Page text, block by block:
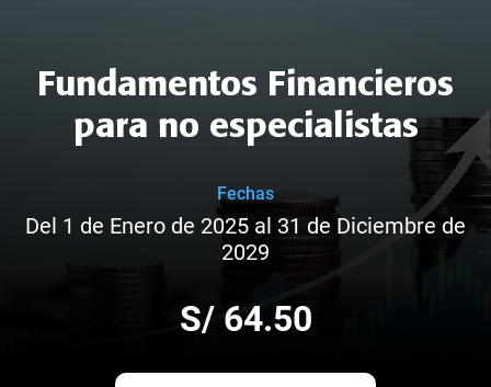
Fundamentos Financieros
para no especialistas
Fechas
Del 1 de Enero de 2025 al 31 de Diciembre de
2029
S/ 64.50